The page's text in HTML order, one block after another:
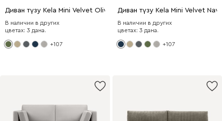
Диван түзу Kela Mini Velvet Olive
В наличии в других
цветах: 3 дана.
+107
Диван түзу Kela Mini Velvet
В наличии в других
цветах: 3 дана.
+107